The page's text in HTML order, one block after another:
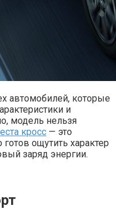
автомобилей, которые
и
модель нельзя
кросс — это
ощутить характер
заряд энергии.